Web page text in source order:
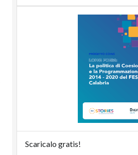
Scaricalo gratis!